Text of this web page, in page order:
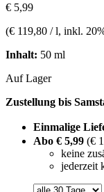
€ 5,99
(€ 119,80 / l, inkl.
Inhalt: 50 ml
Auf Lager
Zustellung bis
Einmalige
Abo € 5,99 (€
keine
jederzeit